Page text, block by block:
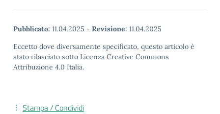
Pubblicato: 11.04.2025 - Revisione: 11.04.2025
Eccetto dove diversamente specificato, questo articolo è
stato rilasciato sotto Licenza Creative Commons
Attribuzione 4.0 Italia.
Stampa / Condividi